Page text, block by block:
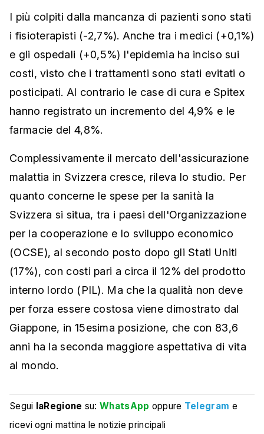
I più colpiti dalla mancanza di pazienti sono stati
i fisioterapisti (-2,7%). Anche tra i medici (+0,1%)
e gli ospedali (+0,5%) l'epidemia ha inciso sui
costi, visto che i trattamenti sono stati evitati o
posticipati. Al contrario le case di cura e Spitex
hanno registrato un incremento del 4,9% e le
farmacie del 4,8%.
Complessivamente il mercato dell'assicurazione
malattia in Svizzera cresce, rileva lo studio. Per
quanto concerne le spese per la sanità la
Svizzera si situa, tra i paesi dell'Organizzazione
per la cooperazione e lo sviluppo economico
(OCSE), al secondo posto dopo gli Stati Uniti
(17%), con costi pari a circa il 12% del prodotto
interno lordo (PIL). Ma che la qualità non deve
per forza essere costosa viene dimostrato dal
Giappone, in 15esima posizione, che con 83,6
anni ha la seconda maggiore aspettativa di vita
al mondo.
Segui laRegione su:WhatsApp oppure Telegram e
ricevi ogni mattina le notizie principali